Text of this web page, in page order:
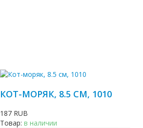
КОТ-МОРЯК, 8.5 СМ, 1010
187 RUB
Товар: в наличии